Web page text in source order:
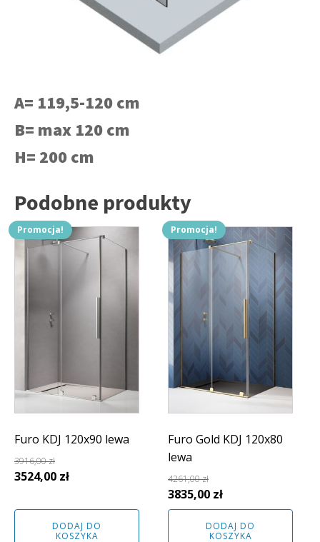
A= 119,5-120 cm
B= max 120 cm
H= 200 cm
Podobne produkty
Promocja!
Furo KDJ 120x90 lewa
3916,00zł
Pierwotna
wynosiła:
3916,00 zł.
3524,00 złAktualna
wynosi:
3524,00 zł.
DODAJ DO
KOSZYKA
Promocja!
Furo Gold KDJ 120x80
lewa
4261,00zł
Pierwotna
cena
wynosiła:
3835,00 złAktualna
cena
wynosi:
DODAJ DO
KOSZYKA